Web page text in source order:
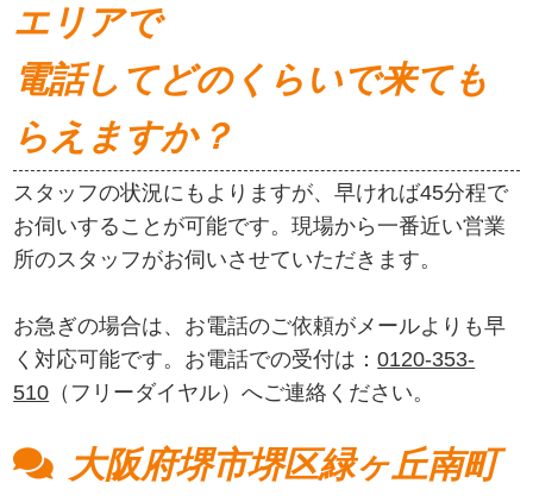
エリアで
電話してどのくらいで来ても
らえますか？
スタッフの状況にもよりますが、早ければ45分程で
お伺いすることが可能です。現場から一番近い営業
所のスタッフがお伺いさせていただきます。
お急ぎの場合は、お電話のご依頼がメールよりも早
く対応可能です。お電話での受付は：0120-353-
510 （フリーダイヤル）へご連絡ください。
大阪府堺市堺区緑ヶ丘南町